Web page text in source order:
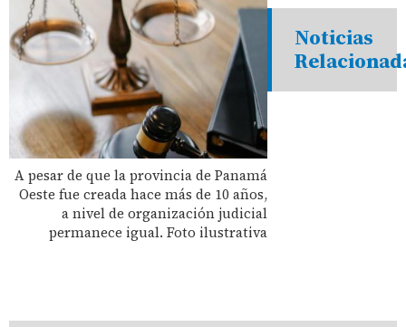
A pesar de que la provincia de Panamá
Oeste fue creada hace más de 10 años,
a nivel de organización judicial
permanece igual. Foto ilustrativa
Noticias